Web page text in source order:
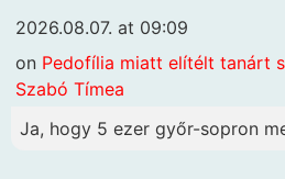
2026.08.07. at 09:09
on Pedofília miatt elítélt tanárt
Szabó Tímea
Ja, hogy 5 ezer győr-sopron